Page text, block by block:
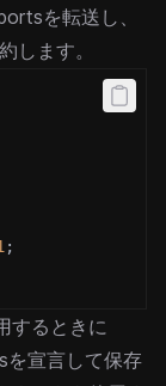
を転送し、
します。
;
するときに
を宣言して保存